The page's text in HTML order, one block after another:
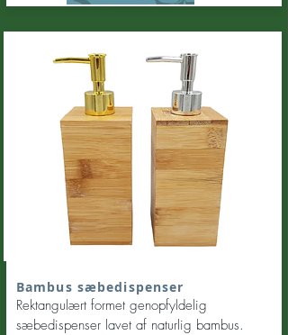
Bambus sæbedispenser
Rektangulært formet genopfyldelig
sæbedispenser lavet af naturlig bambus.